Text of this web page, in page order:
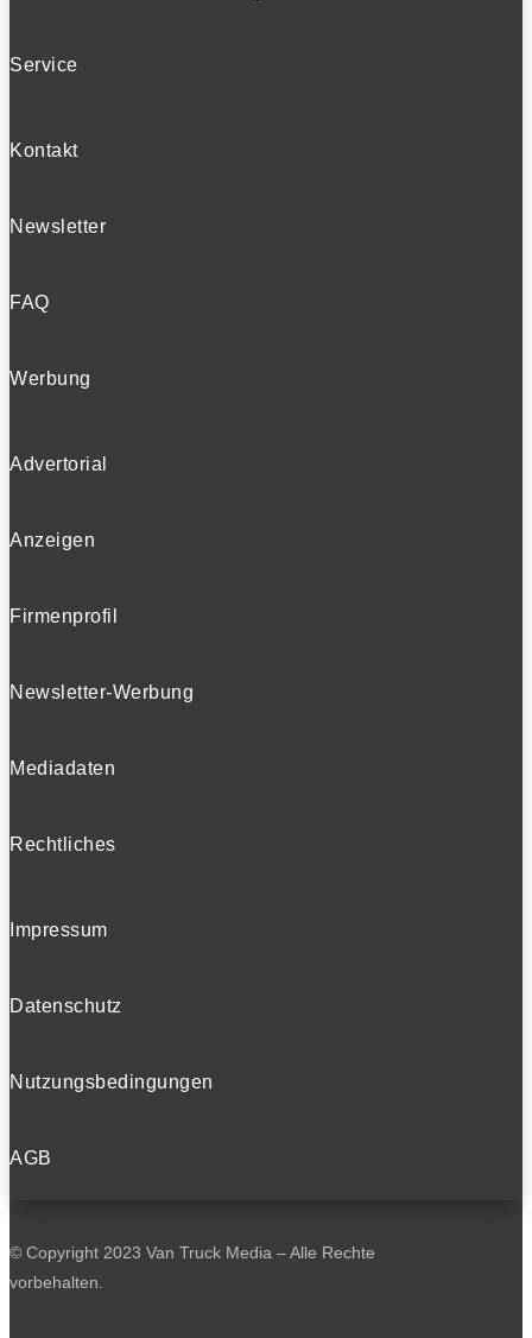
Service
Kontakt
Newsletter
FAQ
Werbung
Advertorial
Anzeigen
Firmenprofil
Newsletter-Werbung
Mediadaten
Rechtliches
Impressum
Datenschutz
Nutzungsbedingungen
AGB
© Copyright 2023 Van Truck Media – Alle Rechte
vorbehalten.